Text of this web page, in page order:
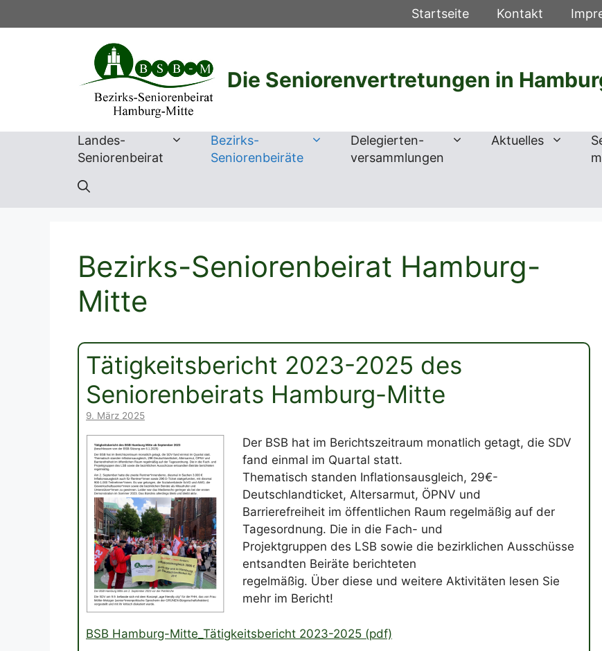
Inhalt
Startseite Kontakt
Die Seniorenvertretungen in
Landes-
Seniorenbeirat
Bezirks-
Seniorenbeiräte
Delegierten-
versammlungen
Aktuelles
Bezirks-Seniorenbeirat Hamburg-
Mitte
Tätigkeitsbericht 2023-2025 des
Seniorenbeirats Hamburg-Mitte
9. März 2025
Der BSB hat im Berichtszeitraum monatlich getagt, die SDV
fand einmal im Quartal statt.
Thematisch standen Inflationsausgleich, 29€-
Deutschlandticket, Altersarmut, ÖPNV und
Barrierefreiheit im öffentlichen Raum regelmäßig auf der
Tagesordnung. Die in die Fach- und
Projektgruppen des LSB sowie die bezirklichen Ausschüsse
entsandten Beiräte berichteten
regelmäßig. Über diese und weitere Aktivitäten lesen Sie
mehr im Bericht!
BSB Hamburg-Mitte_Tätigkeitsbericht 2023-2025 (pdf)